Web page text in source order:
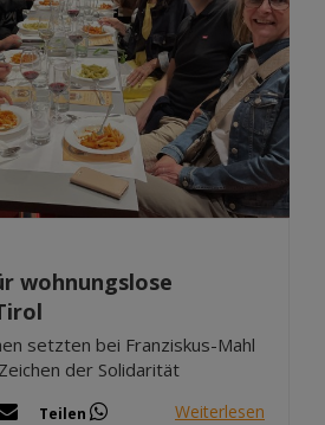
wohnungslose
setzten bei Franziskus-Mahl
der Solidarität
Teilen Weiterlesen